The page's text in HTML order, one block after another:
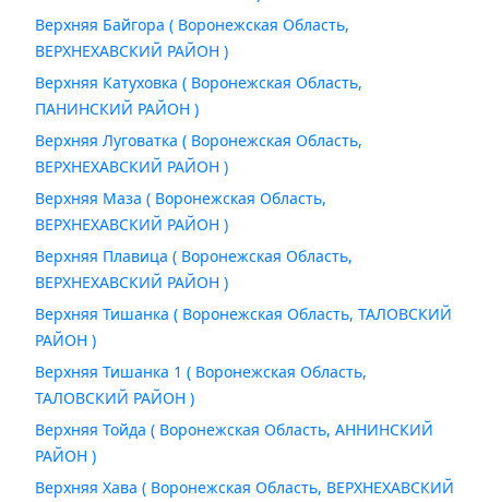
Верхняя Байгора ( Воронежская Область,
ВЕРХНЕХАВСКИЙ РАЙОН )
Верхняя Катуховка ( Воронежская Область,
ПАНИНСКИЙ РАЙОН )
Верхняя Луговатка ( Воронежская Область,
ВЕРХНЕХАВСКИЙ РАЙОН )
Верхняя Маза ( Воронежская Область,
ВЕРХНЕХАВСКИЙ РАЙОН )
Верхняя Плавица ( Воронежская Область,
ВЕРХНЕХАВСКИЙ РАЙОН )
Верхняя Тишанка ( Воронежская Область, ТАЛОВСКИЙ
РАЙОН )
Верхняя Тишанка 1 ( Воронежская Область,
ТАЛОВСКИЙ РАЙОН )
Верхняя Тойда ( Воронежская Область, АННИНСКИЙ
РАЙОН )
Верхняя Хава ( Воронежская Область, ВЕРХНЕХАВСКИЙ